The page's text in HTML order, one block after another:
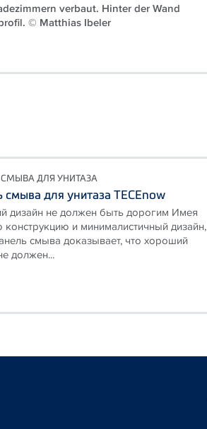
verbaut. Hinter der Wand
© Matthias Ibeler
ДЛЯ УНИТАЗА
смыва для унитаза TECEnow
дизайн не должен быть дорогим Имея
конструкцию и минималистичный дизайн,
смыва доказывает, что хороший
должен...